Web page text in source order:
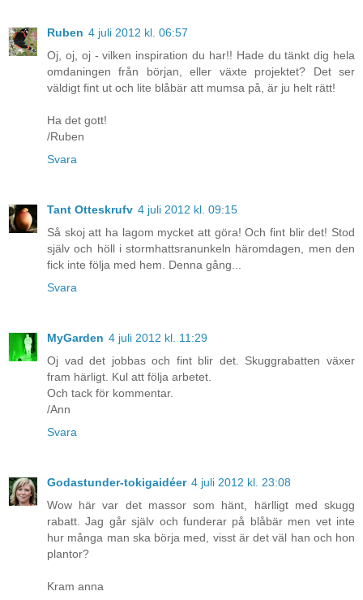
Ruben 4 juli 2012 kl. 06:57
Oj, oj, oj - vilken inspiration du har!! Hade du tänkt dig hela
omdaningen från början, eller växte projektet? Det ser
väldigt fint ut och lite blåbär att mumsa på, är ju helt rätt!
Ha det gott!
/Ruben
Svara
Tant Otteskrufv 4 juli 2012 kl. 09:15
Så skoj att ha lagom mycket att göra! Och fint blir det! Stod
själv och höll i stormhattsranunkeln häromdagen, men den
fick inte följa med hem. Denna gång...
Svara
MyGarden 4 juli 2012 kl. 11:29
Oj vad det jobbas och fint blir det. Skuggrabatten växer
fram härligt. Kul att följa arbetet.
Och tack för kommentar.
/Ann
Svara
Godastunder-tokigaidéer 4 juli 2012 kl. 23:08
Wow här var det massor som hänt, härlligt med skugg
rabatt. Jag går själv och funderar på blåbär men vet inte
hur många man ska börja med, visst är det väl han och hon
plantor?
Kram anna